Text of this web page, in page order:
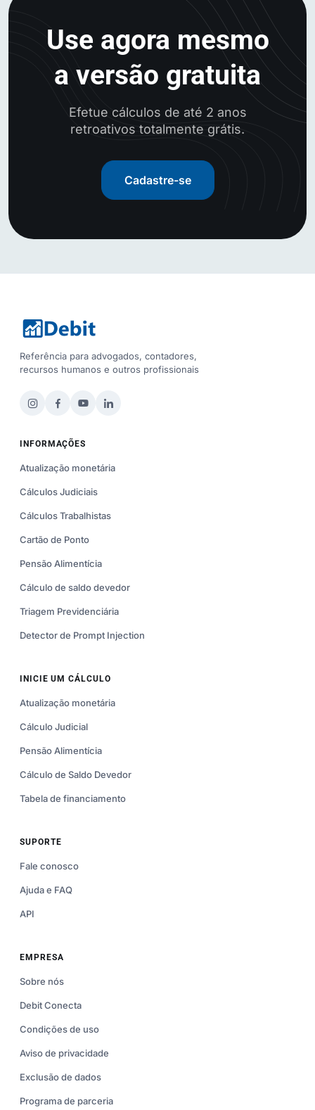
Use agora mesmo
a versão gratuita
Efetue cálculos de até 2 anos
retroativos totalmente grátis.
Cadastre-se
Referência para advogados, contadores,
recursos humanos e outros profissionais
INFORMAÇÕES
Atualização monetária
Cálculos Judiciais
Cálculos Trabalhistas
Cartão de Ponto
Pensão Alimentícia
Cálculo de saldo devedor
Triagem Previdenciária
Detector de Prompt Injection
INICIE UM CÁLCULO
Atualização monetária
Cálculo Judicial
Pensão Alimentícia
Cálculo de Saldo Devedor
Tabela de financiamento
SUPORTE
Fale conosco
Ajuda e FAQ
API
EMPRESA
Sobre nós
Debit Conecta
Condições de uso
Aviso de privacidade
Exclusão de dados
Programa de parceria